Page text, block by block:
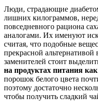
Люди, страдающие
лишних килограммов,
повседневного рациона
аналогами. Их именуют
считая, что подобные
прекрасной
заменителей стоит
на продуктах питания
порошок белого цвета
поэтому достаточно
чтобы получить сладкий